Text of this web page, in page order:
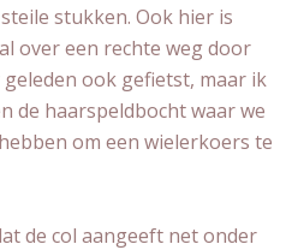
stukken. Ook hier is
over een rechte weg door
ook gefietst, maar ik
de haarspeldbocht waar we
om een wielerkoers te
de col aangeeft net onder